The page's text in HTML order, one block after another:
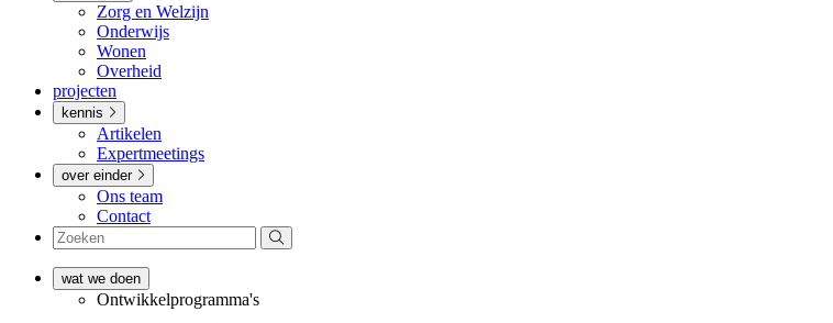
Zorg en Welzijn
Onderwijs
Wonen
Overheid
projecten
kennis
Artikelen
Expertmeetings
over einder
Ons team
Contact
wat we doen
Ontwikkel­­programma's